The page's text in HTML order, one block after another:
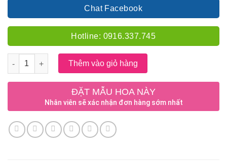
Chat Facebook
Hotline: 0916.337.745
Số lượng Thêm vào giỏ hàng
ĐẶT MẪU HOA NÀY
Nhân viên sẽ xác nhận đơn hàng sớm nhất